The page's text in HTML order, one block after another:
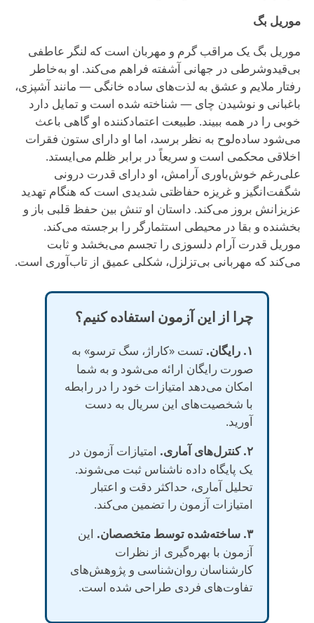
موریل بگ
موریل بگ یک مراقب گرم و مهربان است که لنگر عاطفی
بی‌قیدوشرطی در جهانی آشفته فراهم می‌کند. او به‌خاطر
رفتار ملایم و عشق به لذت‌های ساده خانگی — مانند آشپزی،
باغبانی و نوشیدن چای — شناخته شده است و تمایل دارد
خوبی را در همه ببیند. طبیعت اعتمادکننده او گاهی باعث
می‌شود ساده‌لوح به نظر برسد، اما او دارای ستون فقرات
اخلاقی محکمی است و سریعاً در برابر ظلم می‌ایستد.
علی‌رغم خوش‌باوری آرامش، او دارای قدرت درونی
شگفت‌انگیز و غریزه حفاظتی شدیدی است که هنگام تهدید
عزیزانش بروز می‌کند. داستان او تنش بین حفظ قلبی باز و
بخشنده و بقا در محیطی استثمارگر را برجسته می‌کند.
موریل قدرت آرام دلسوزی را تجسم می‌بخشد و ثابت
می‌کند که مهربانی بی‌تزلزل، شکلی عمیق از تاب‌آوری است.
چرا از این آزمون استفاده کنیم؟
۱. رایگان.
تست «کاراژ، سگ ترسو» به
صورت رایگان ارائه می‌شود و به شما
امکان می‌دهد امتیازات خود را در رابطه
با شخصیت‌های این سریال به دست
آورید.
۲. کنترل‌های آماری.
امتیازات آزمون در
یک پایگاه داده ناشناس ثبت می‌شوند.
تحلیل آماری، حداکثر دقت و اعتبار
امتیازات آزمون را تضمین می‌کند.
۳. ساخته‌شده توسط متخصصان.
این
آزمون با بهره‌گیری از نظرات
کارشناسان روان‌شناسی و پژوهش‌های
تفاوت‌های فردی طراحی شده است.